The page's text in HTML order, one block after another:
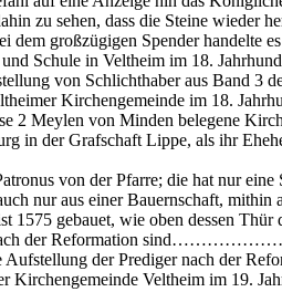
zu sehen, dass die Steine wieder
dem großzügigen Spender handelte
Schule in Veltheim im 18.
von Schlichthaber aus Band 3
Kirchengemeinde im 18.
2 Meylen von Minden belegene
in der Grafschaft Lippe, als ihr
von der Pfarre; die hat nur eine
nur aus einer Bauernschaft, mithin
1575 gebauet, wie oben dessen Thür
der Reformation
der Prediger nach der
Kirchengemeinde Veltheim im 19.